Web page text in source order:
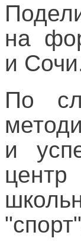
на
и
По
и